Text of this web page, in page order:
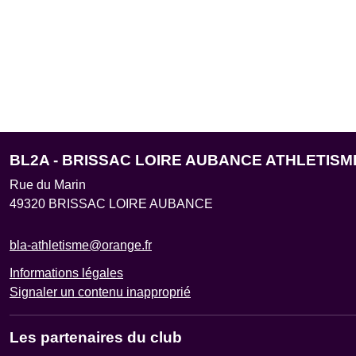
BL2A - BRISSAC LOIRE AUBANCE
Rue du Marin
49320 BRISSAC LOIRE AUBANCE
bla-athletisme@orange.fr
Informations légales
Signaler un contenu inapproprié
Les partenaires du club